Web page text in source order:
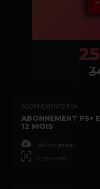
ABONNEMENTS PS+
ABONNEMENT PS+
12 MOIS
Téléchargement
Code promo